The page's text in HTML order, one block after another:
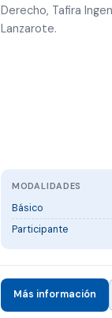
Derecho, Tafira
Lanzarote.
MODALIDADES
Básico
Participante
Más información